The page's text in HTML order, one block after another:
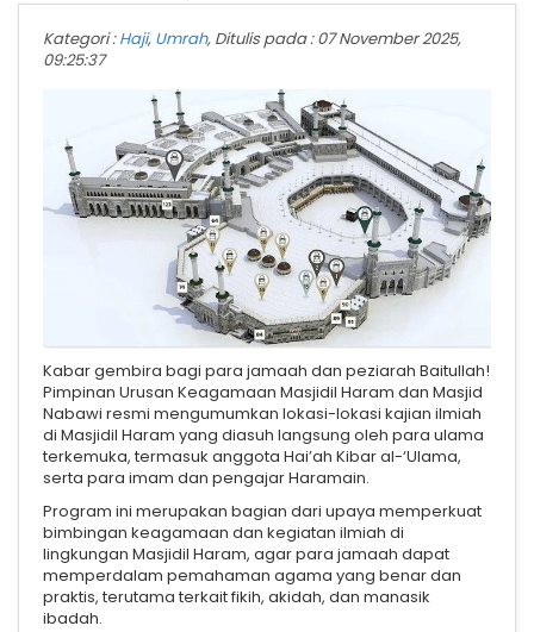
Kategori :Haji, Umrah, Ditulis pada : 07 November 2025,
09:25:37
Kabar gembira bagi para jamaah dan peziarah Baitullah!
Pimpinan Urusan Keagamaan Masjidil Haram dan Masjid
Nabawi resmi mengumumkan lokasi-lokasi kajian ilmiah
di Masjidil Haram yang diasuh langsung oleh para ulama
terkemuka, termasuk anggota Hai’ah Kibar al-‘Ulama,
serta para imam dan pengajar Haramain.
Program ini merupakan bagian dari upaya memperkuat
bimbingan keagamaan dan kegiatan ilmiah di
lingkungan Masjidil Haram, agar para jamaah dapat
memperdalam pemahaman agama yang benar dan
praktis, terutama terkait fikih, akidah, dan manasik
ibadah.